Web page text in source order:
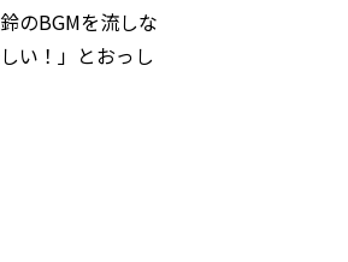
のBGMを流しな
い！」とおっし